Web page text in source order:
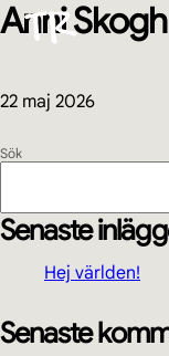
Hoppa
till
Hoppa
till
Hoppa
till
sidofältet
Hoppa
till
Anni Skogh
22 maj 2026
Primärt
Sök
Senaste
Hej världen!
Senaste